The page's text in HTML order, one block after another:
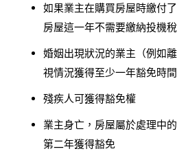
如果業主在購買房屋時繳付
房屋這一年不需要繳納投機
婚姻出現狀況的業主（例如
視情況獲得至少一年豁免時間
殘疾人可獲得豁免權
業主身亡，房屋屬於處理中
第二年獲得豁免